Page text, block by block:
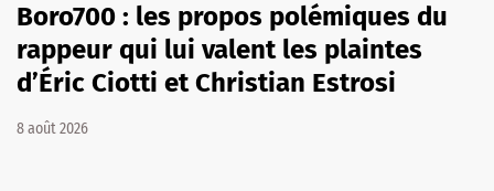
Boro700 : les propos polémiques du
rappeur qui lui valent les plaintes
d’Éric Ciotti et Christian Estrosi
8 août 2026